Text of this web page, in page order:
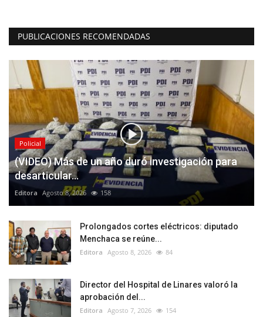
PUBLICACIONES RECOMENDADAS
Policial
(VIDEO) Más de un año duró investigación para
desarticular...
Editora Agosto 8, 2026 158
Prolongados cortes eléctricos: diputado
Menchaca se reúne...
Editora Agosto 8, 2026 84
Director del Hospital de Linares valoró la
aprobación del...
Editora Agosto 7, 2026 154